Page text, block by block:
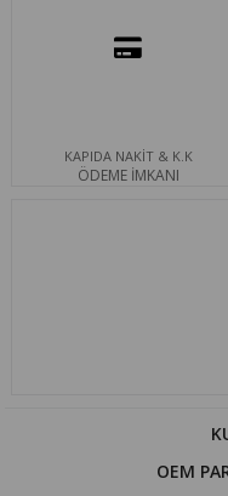
KAPIDA NAKİT & K.K
ÖDEME İMKANI
OEM